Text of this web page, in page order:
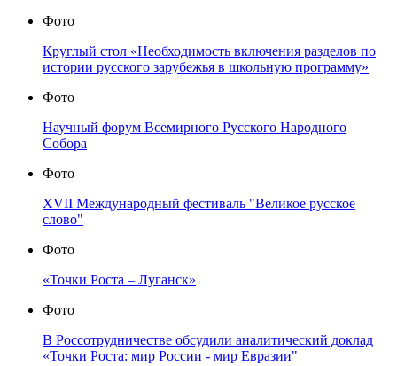
Фото
Круглый стол «Необходимость включения разделов по
истории русского зарубежья в школьную программу»
Фото
Научный форум Всемирного Русского Народного
Собора
Фото
XVII Международный фестиваль "Великое русское
слово"
Фото
«Точки Роста – Луганск»
Фото
В Россотрудничестве обсудили аналитический доклад
«Точки Роста: мир России - мир Евразии"